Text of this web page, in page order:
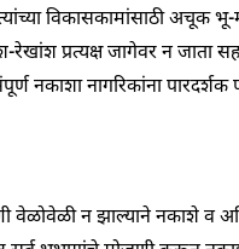
विकासकामांसाठी
प्रत्यक्ष जागेवर न
नकाशा नागरिकांना पारदर्शक
वेळोवेळी न झाल्याने